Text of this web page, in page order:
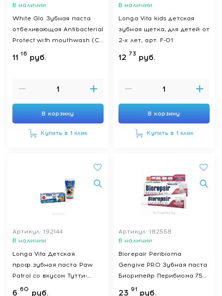
В наличии
White Glo Зубная паста
отбеливающая Antibacterial
Protect with mouthwash (С
антибактериальным
эффектом и
11 16 руб.
В корзину
Купить в 1 клик
В наличии
Longa Vita kids детская
зубная щетка, для детей от
2-х лет, арт. F-01
12 73 руб.
В корзину
Купить в 1 клик
Артикул: 192144
В наличии
Longa Vita Детская
проф.зубная паста Paw
Patrol со вкусом Тутти-
Фрутти, д/детей от 3-х
6 60 руб.
Артикул: 182558
В наличии
Biorepair Peribioma
Gengive PRO Зубная паста
Биорипейр Перибиома 75
23 91 руб.